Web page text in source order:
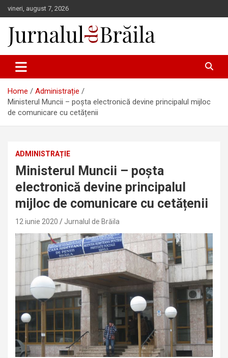
Skip
to
content
vineri, august 7, 2026
Jurnalul de Brăila
Home
Administrație
Ministerul Muncii – poșta electronică devine principalul mijloc
de comunicare cu cetățenii
ADMINISTRAȚIE
Ministerul Muncii – poșta
electronică devine principalul
mijloc de comunicare cu cetățenii
12 iunie 2020 Jurnalul de Brăila